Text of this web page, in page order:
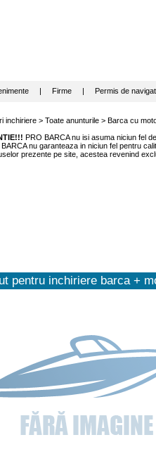
| Firme| Permis de
inchiriere > Toate anunturile> Barca cu
PRO BARCA nu isi asuma niciun fel
nu garanteaza in niciun fel pentru
prezente pe site, acestea revenind
pentru inchiriere barca +